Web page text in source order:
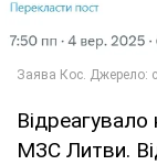
Відреагувало
МЗС Литви.